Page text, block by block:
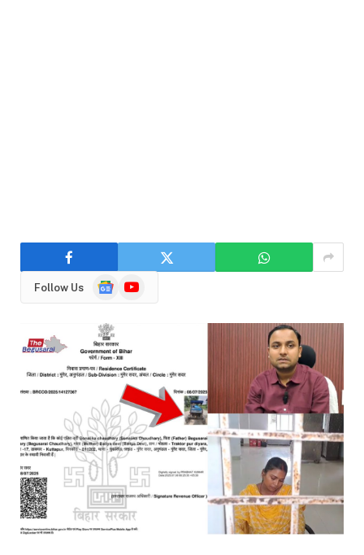
Follow Us
GoogleYouTube